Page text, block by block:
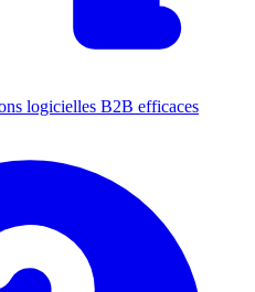
logicielles B2B efficaces